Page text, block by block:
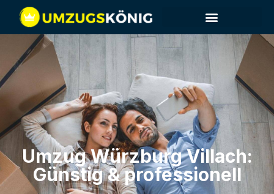
Umzug Würzburg​ Villach:
Günstig & professionell​